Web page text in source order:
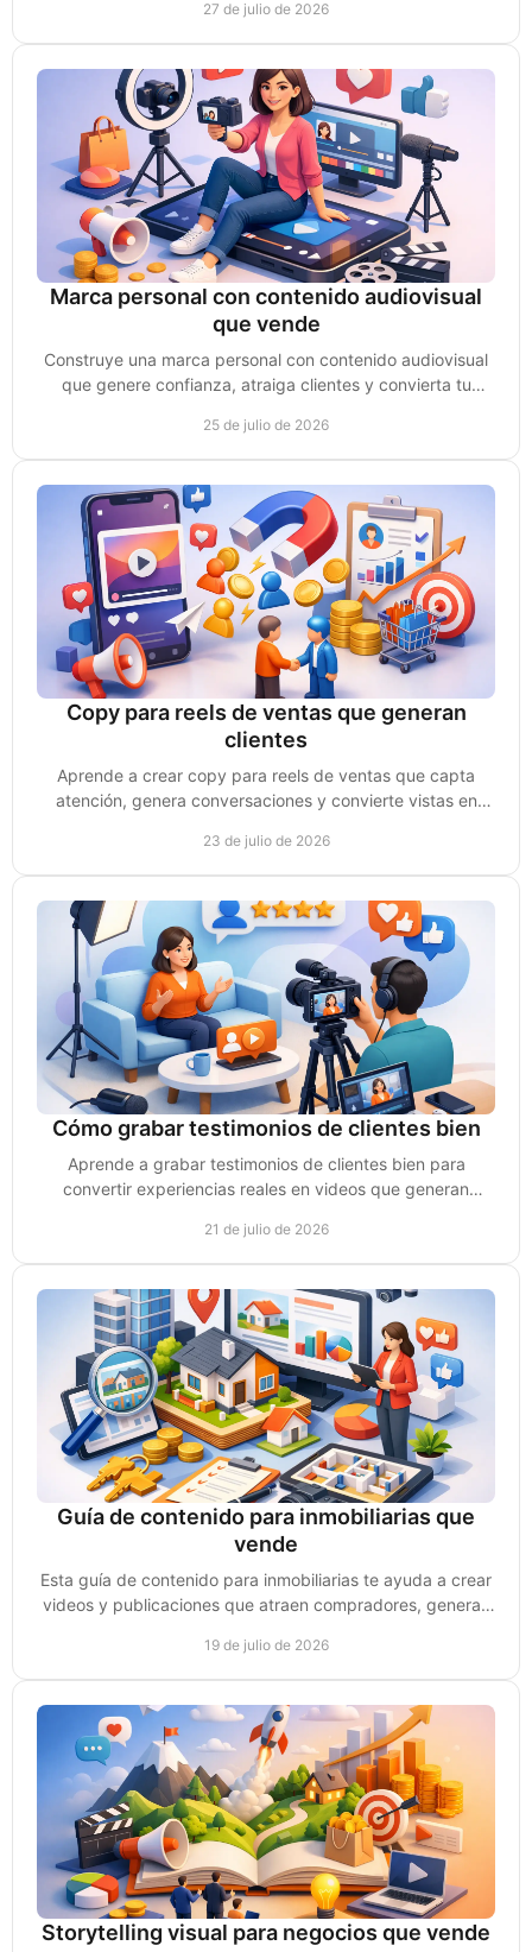
27 de julio de 2026
Marca personal con contenido audiovisual
que vende
Construye una marca personal con contenido audiovisual
que genere confianza, atraiga clientes y convierta tu
25 de julio de 2026
Copy para reels de ventas que generan
clientes
Aprende a crear copy para reels de ventas que capta
atención, genera conversaciones y convierte vistas en
23 de julio de 2026
Cómo grabar testimonios de clientes bien
Aprende a grabar testimonios de clientes bien para
convertir experiencias reales en videos que generan
21 de julio de 2026
Guía de contenido para inmobiliarias que
vende
Esta guía de contenido para inmobiliarias te ayuda a crear
videos y publicaciones que atraen compradores, generan
19 de julio de 2026
Storytelling visual para negocios que vende